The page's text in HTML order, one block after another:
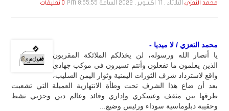
محمد التعزي الثلاثاء , 11 أكـتـوبـر , 2022 الساعة 8:55:55 PM 0 تعليقات
محمد التعزي / لا ميديا -
يا أنصار الله ورسوله، لن يخذلكم الملائكة المقربون
الذين يعلمون ما تفعلون وأنتم تسيرون في موكب جهادي
واقع لاسترداد شرف الثورات اليمنية وثوار اليمن السليب،
بعد أن ضاع هذا الشرف تحت وطأة الانتهازية العميلة التي تشعبت
طرقها بين مثقف وعسكري وإداري وقائد وعالم دين وحزبي نشط
وحقيبة دبلوماسية سوداء ورئيس وضيع...